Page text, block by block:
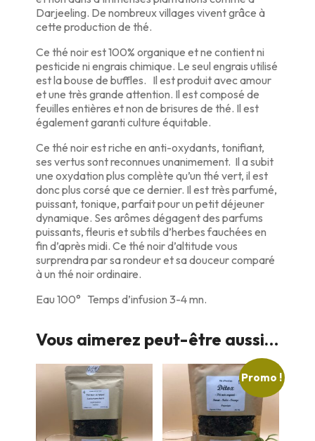
Darjeeling. De nombreux villages vivent grâce à
cette production de thé.
Ce thé noir est 100% organique et ne contient ni
pesticide ni engrais chimique. Le seul engrais utilisé
est la bouse de buffles. Il est produit avec amour
et une très grande attention. Il est composé de
feuilles entières et non de brisures de thé. Il est
également garanti culture équitable.
Ce thé noir est riche en anti-oxydants, tonifiant,
ses vertus sont reconnues unanimement. Il a subit
une oxydation plus complète qu’un thé vert, il est
donc plus corsé que ce dernier. Il est très parfumé,
puissant, tonique, parfait pour un petit déjeuner
dynamique. Ses arômes dégagent des parfums
puissants, fleuris et subtils d’herbes fauchées en
fin d’après midi. Ce thé noir d’altitude vous
surprendra par sa rondeur et sa douceur comparé
à un thé noir ordinaire.
Eau 100° Temps d’infusion 3-4 mn.
Vous aimerez peut-être aussi…
Promo !